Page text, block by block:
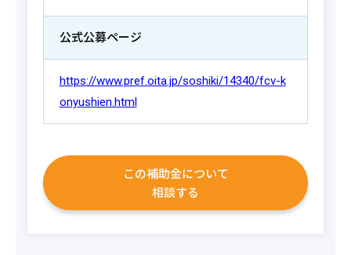
公式公募ページ
https://www.pref.oita.jp/soshiki/14340/fcv-k
onyushien.html
この補助金について
相談する